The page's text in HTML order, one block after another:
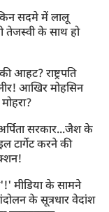
सदमे में लालू
तेजस्वी के साथ हो
आहट? राष्ट्रपति
आखिर मोहसिन
सरकार...जैश के
टार्गेट करने की
मीडिया के सामने
के सूत्रधार वेदांश